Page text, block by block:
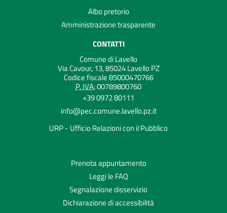
Albo pretorio
Amministrazione trasparente
CONTATTI
Comune di Lavello
Via Cavour, 13, 85024 Lavello PZ
Codice fiscale 85000470766
P. IVA:00789800760
+39 0972 80111
info@pec.comune.lavello.pz.it
URP - Ufficio Relazioni con il Pubblico
Prenota appuntamento
Leggi le FAQ
Segnalazione disservizio
Dichiarazione di accessibilità